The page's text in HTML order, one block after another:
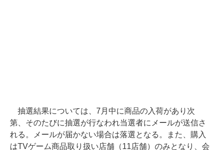
抽選結果については、7月中に商品の入荷があり次
第、そのたびに抽選が行なわれ当選者にメールが送信さ
れる。メールが届かない場合は落選となる。また、購入
はTVゲーム商品取り扱い店舗（11店舗）のみとなり、会